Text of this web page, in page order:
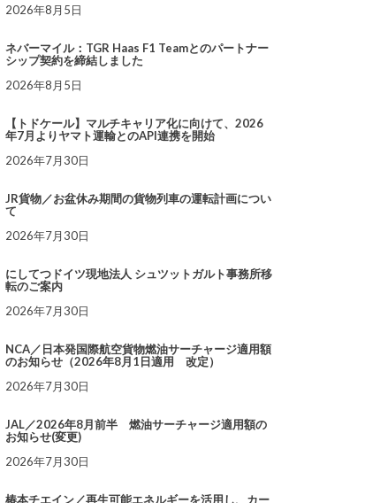
2026年8月5日
ネバーマイル：TGR Haas F1 Teamとのパートナー
シップ契約を締結しました
2026年8月5日
【トドケール】マルチキャリア化に向けて、2026
年7月よりヤマト運輸とのAPI連携を開始
2026年7月30日
JR貨物／お盆休み期間の貨物列車の運転計画につい
て
2026年7月30日
にしてつドイツ現地法人 シュツットガルト事務所移
転のご案内
2026年7月30日
NCA／日本発国際航空貨物燃油サーチャージ適用額
のお知らせ（2026年8月1日適用 改定）
2026年7月30日
JAL／2026年8月前半 燃油サーチャージ適用額の
お知らせ(変更)
2026年7月30日
椿本チエイン／再生可能エネルギーを活用し、カー